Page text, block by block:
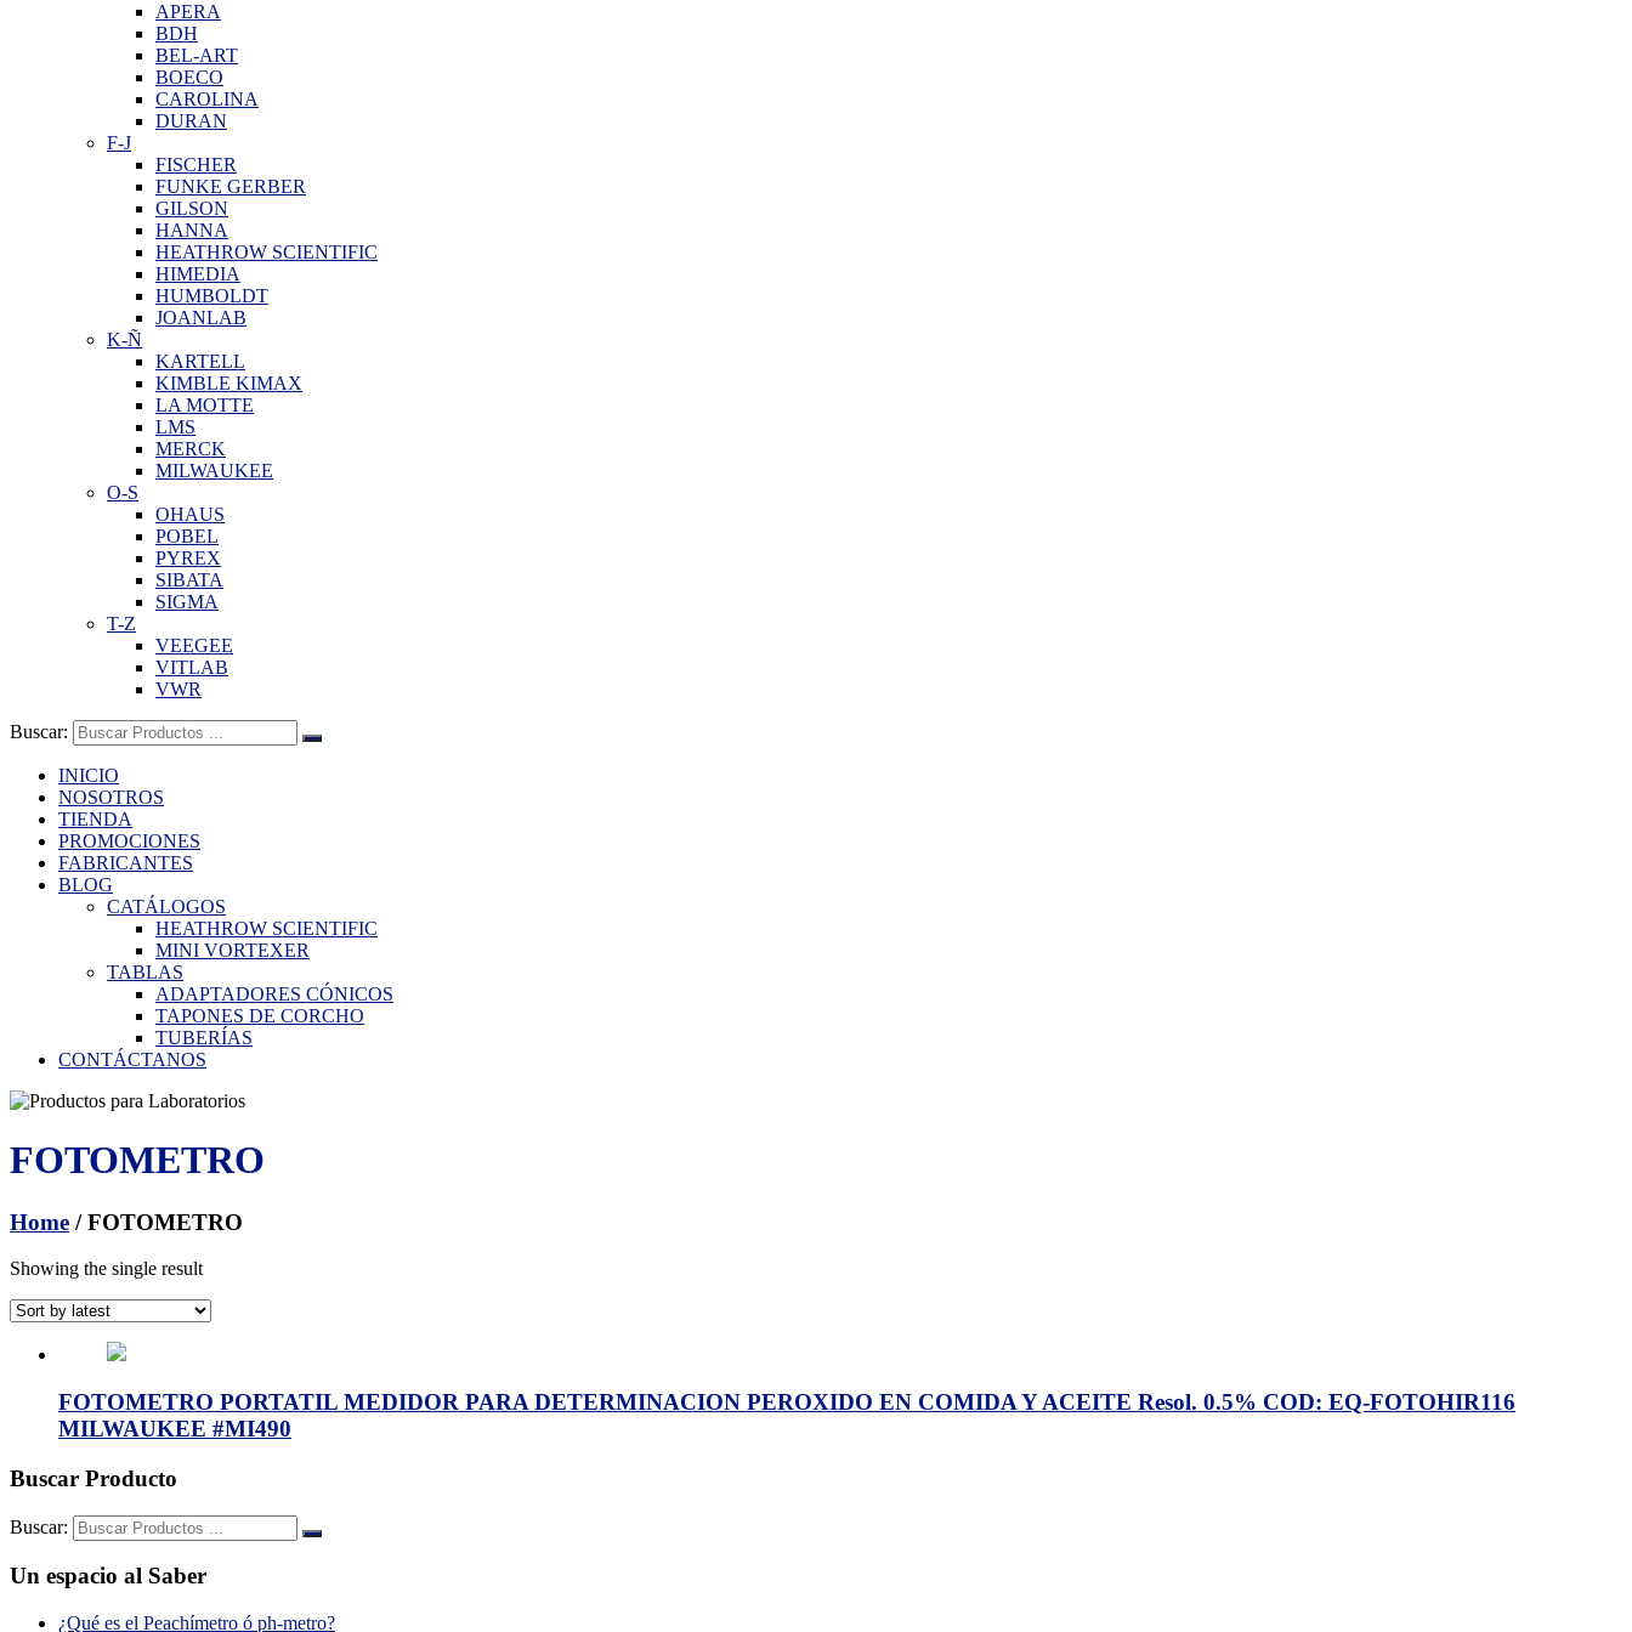
APERA
BDH
BEL-ART
BOECO
CAROLINA
DURAN
F-J
FISCHER
FUNKE GERBER
GILSON
HANNA
HEATHROW SCIENTIFIC
HIMEDIA
HUMBOLDT
JOANLAB
K-Ñ
KARTELL
KIMBLE KIMAX
LA MOTTE
LMS
MERCK
MILWAUKEE
O-S
OHAUS
POBEL
PYREX
SIBATA
SIGMA
T-Z
VEEGEE
VITLAB
VWR
Buscar:
INICIO
NOSOTROS
TIENDA
PROMOCIONES
FABRICANTES
BLOG
CATÁLOGOS
HEATHROW SCIENTIFIC
MINI VORTEXER
TABLAS
ADAPTADORES CÓNICOS
TAPONES DE CORCHO
TUBERÍAS
CONTÁCTANOS
FOTOMETRO
Home / FOTOMETRO
Showing the single result
FOTOMETRO PORTATIL MEDIDOR PARA DETERMINACION PEROXIDO EN COMIDA Y ACEITE Resol. 0.5% COD: EQ-FOTOHIR116
MILWAUKEE #MI490
Buscar Producto
Buscar:
Un espacio al Saber
¿Qué es el Peachímetro ó ph-metro?